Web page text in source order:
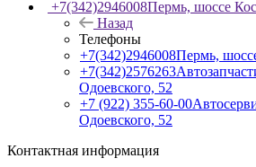
+7(342)2946008Пермь, шоссе
Назад
Телефоны
+7(342)2946008Пермь,
+7(342)2576263
Одоевского, 52
+7 (922) 355-60-00
Одоевского, 52
Контактная информация